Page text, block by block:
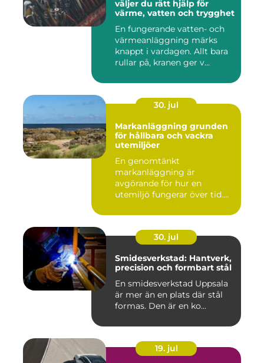
väljer du rätt hjälp för
värme, vatten och trygghet
En fungerande vatten- och
värmeanläggning märks
knappt i vardagen. Allt bara
rullar på, kranen ger v...
30. jul
Markanläggning grunden
för hållbara och vackra
utemiljöer
En genomtänkt
markanläggning är
avgörande för hur en
utemiljö fungerar över tid.
30. jul
Smidesverkstad: Hantverk,
precision och formbart stål
En smidesverkstad Uppsala
är mer än en plats där stål
formas. Den är en ko...
19. jul